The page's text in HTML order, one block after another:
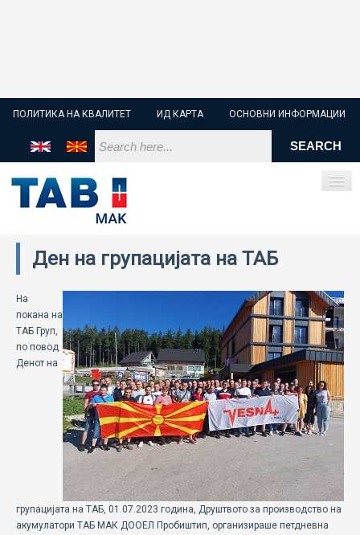
ПОЛИТИКА НА КВАЛИТЕТ ИД КАРТА ОСНОВНИ ИНФОРМАЦИИ
ПОЧЕТНА
СТАРТЕР БАТЕРИИ
ИНДУСТРИСКИ БАТЕРИИ
ECOMOTION
СПОРТ
НОВОСТИ
ЗА НАС
ГАЛЕРИЈА
Ден на групацијата на ТАБ
На
покана на
ТАБ Груп,
по повод
Денот на
групацијата на ТАБ, 01.07.2023 година, Друштвото за производство на
акумулатори ТАБ МАК ДООЕЛ Пробиштип, организираше петдневна